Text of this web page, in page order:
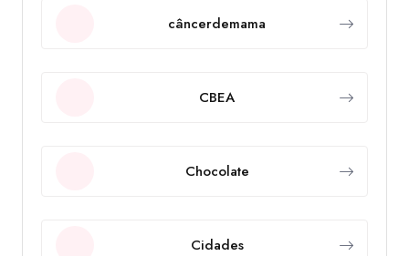
câncerdemama
CBEA
Chocolate
Cidades